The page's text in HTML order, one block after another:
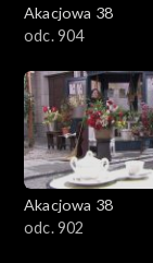
Akacjowa 38
odc. 904
Akacjowa 38
odc. 902